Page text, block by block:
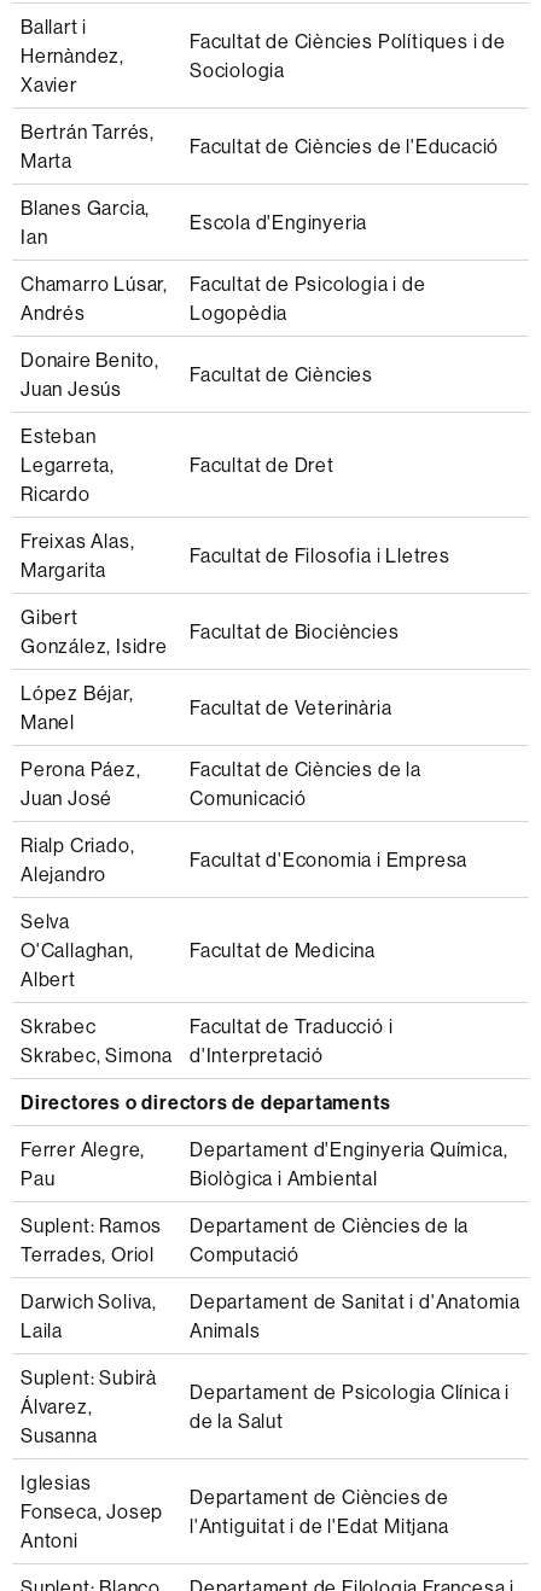
Ballart i
Hernàndez,
Xavier
Facultat de Ciències Polítiques i de
Sociologia
Bertrán Tarrés,
Marta
Facultat de Ciències de l'Educació
Blanes Garcia,
Ian
Escola d'Enginyeria
Chamarro Lúsar,
Andrés
Facultat de Psicologia i de
Logopèdia
Donaire Benito,
Juan Jesús
Facultat de Ciències
Esteban
Legarreta,
Ricardo
Facultat de Dret
Freixas Alas,
Margarita
Facultat de Filosofia i Lletres
Gibert
González, Isidre
Facultat de Biociències
López Béjar,
Manel
Facultat de Veterinària
Perona Páez,
Juan José
Facultat de Ciències de la
Comunicació
Rialp Criado,
Alejandro
Facultat d'Economia i Empresa
Selva
O'Callaghan,
Albert
Facultat de Medicina
Skrabec
Skrabec, Simona
Facultat de Traducció i
d'Interpretació
Directores o directors de departaments
Ferrer Alegre,
Pau
Departament d'Enginyeria Química,
Biològica i Ambiental
Suplent: Ramos
Terrades, Oriol
Departament de Ciències de la
Computació
Darwich Soliva,
Laila
Departament de Sanitat i d'Anatomia
Animals
Suplent: Subirà
Álvarez,
Susanna
Departament de Psicologia Clínica i
de la Salut
Iglesias
Fonseca, Josep
Antoni
Departament de Ciències de
l'Antiguitat i de l'Edat Mitjana